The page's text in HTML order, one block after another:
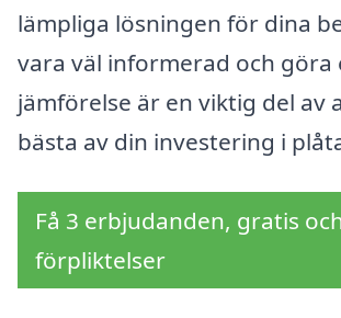
lämpliga lösningen för dina
vara väl informerad och göra
jämförelse är en viktig del av
bästa av din investering i
Få 3 erbjudanden, gratis
förpliktelser